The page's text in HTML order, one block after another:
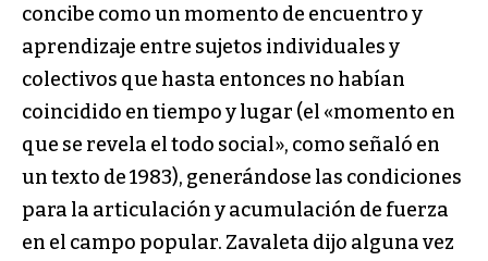
concibe como un momento de encuentro y
aprendizaje entre sujetos individuales y
colectivos que hasta entonces no habían
coincidido en tiempo y lugar (el «momento en
que se revela el todo social», como señaló en
un texto de 1983), generándose las condiciones
para la articulación y acumulación de fuerza
en el campo popular. Zavaleta dijo alguna vez